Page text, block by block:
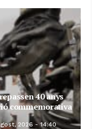
40 anys
commemorativa
2026 - 14:40